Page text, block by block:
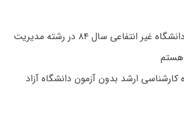
من فارغ التحصیل دانشگاه غیر انتفاعی سال ۸۴ در رشته مدیریت
کارشناسی ارشد بدون آزمون دانشگاه آزاد